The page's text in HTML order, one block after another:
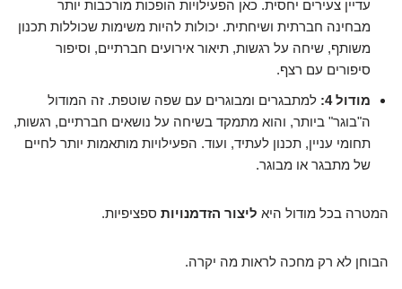
עדיין צעירים יחסית. כאן הפעילויות הופכות מורכבות יותר
מבחינה חברתית ושיחתית. יכולות להיות משימות שכוללות תכנון
משותף, שיחה על רגשות, תיאור אירועים חברתיים, וסיפור
סיפורים עם רצף.
מודול 4:
למתבגרים ומבוגרים עם שפה שוטפת. זה המודול
ה"בוגר" ביותר, והוא מתמקד בשיחה על נושאים חברתיים, רגשות,
תחומי עניין, תכנון לעתיד, ועוד. הפעילויות מותאמות יותר לחיים
של מתבגר או מבוגר.
המטרה בכל מודול היא ליצור הזדמנויות ספציפיות.
הבוחן לא רק מחכה לראות מה יקרה.